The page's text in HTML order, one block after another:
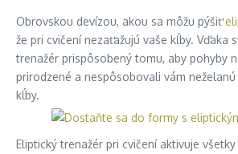
Obrovskou devízou, akou sa môžu pýšiť
že pri cvičení nezaťažujú vaše kĺby. Vďaka
trenažér prispôsobený tomu, aby pohyby
prirodzené a nespôsobovali vám
kĺby.
Eliptický trenažér pri cvičení aktivuje